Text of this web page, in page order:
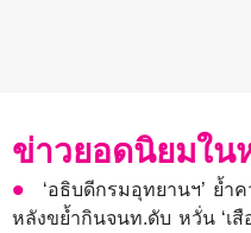
ข่าวยอดนิยมใน
‘อธิบดีกรมอุทยานฯ’ ย้ำ
หลังขย้ำกินจนท.ดับ หวั่น ‘เสื